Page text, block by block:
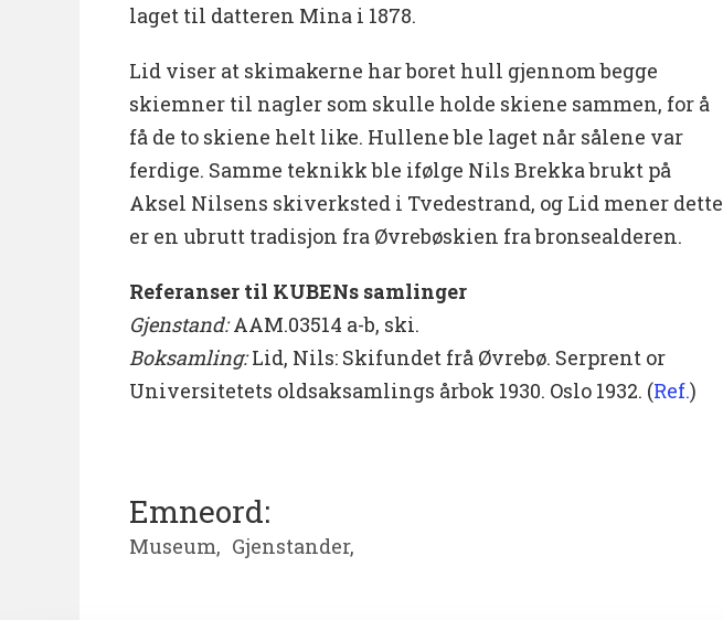
laget til datteren Mina i 1878.
Lid viser at skimakerne har boret hull gjennom begge
skiemner til nagler som skulle holde skiene sammen, for å
få de to skiene helt like. Hullene ble laget når sålene var
ferdige. Samme teknikk ble ifølge Nils Brekka brukt på
Aksel Nilsens skiverksted i Tvedestrand, og Lid mener dette
er en ubrutt tradisjon fra Øvrebøskien fra bronsealderen.
Referanser til KUBENs samlinger
Gjenstand:AAM.03514 a-b, ski.
Boksamling:Lid, Nils: Skifundet frå Øvrebø. Serprent or
Universitetets oldsaksamlings årbok 1930. Oslo 1932. (Ref.)
Emneord:
Museum, Gjenstander,